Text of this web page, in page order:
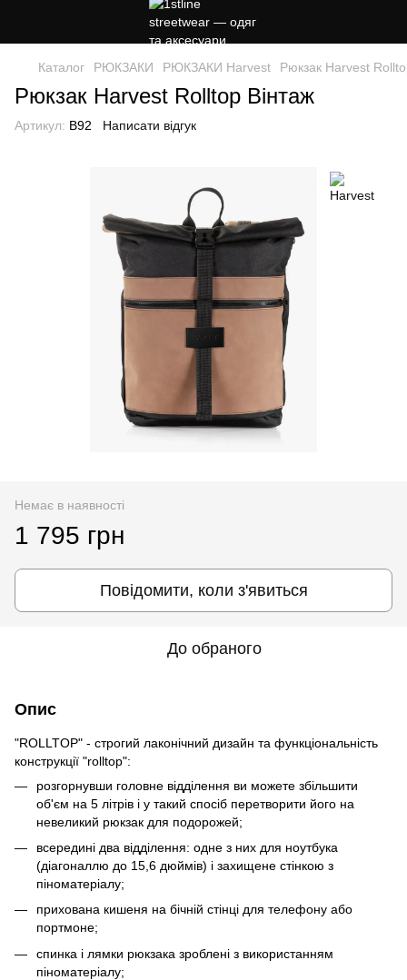
Каталог РЮКЗАКИ РЮКЗАКИ Harvest Рюкзак Harvest
Рюкзак Harvest Rolltop Вінтаж
Артикул: B92 Написати відгук
Немає в наявності
1 795 грн
Повідомити, коли з'явиться
До обраного
Опис
"ROLLTOP" - строгий лаконічний дизайн та функціональність
конструкції "rolltop":
розгорнувши головне відділення ви можете збільшити
об'єм на 5 літрів і у такий спосіб перетворити його на
невеликий рюкзак для подорожей;
всередині два відділення: одне з них для ноутбука
(діагоналлю до 15,6 дюймів) і захищене стінкою з
піноматеріалу;
прихована кишеня на бічній стінці для телефону або
портмоне;
cпинка і лямки рюкзака зроблені з використанням
піноматеріалу;